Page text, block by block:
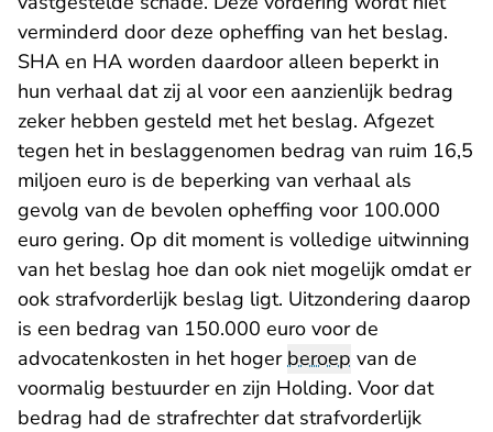
verminderd door deze opheffing van het beslag.
SHA en HA worden daardoor alleen beperkt in
hun verhaal dat zij al voor een aanzienlijk bedrag
zeker hebben gesteld met het beslag. Afgezet
tegen het in beslaggenomen bedrag van ruim 16,5
miljoen euro is de beperking van verhaal als
gevolg van de bevolen opheffing voor 100.000
euro gering. Op dit moment is volledige uitwinning
van het beslag hoe dan ook niet mogelijk omdat er
ook strafvorderlijk beslag ligt. Uitzondering daarop
is een bedrag van 150.000 euro voor de
advocatenkosten in het hogerberoep van de
voormalig bestuurder en zijn Holding. Voor dat
bedrag had de strafrechter dat strafvorderlijk